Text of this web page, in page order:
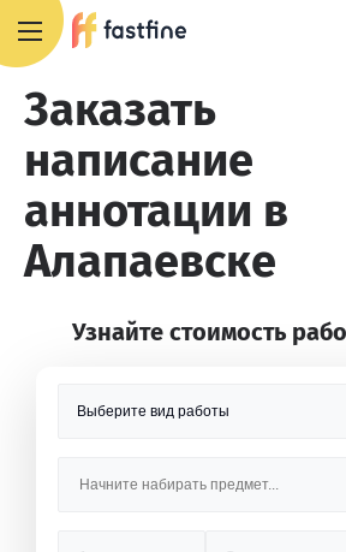
Заказать
написание
аннотации в
Алапаевске
Узнайте стоимость